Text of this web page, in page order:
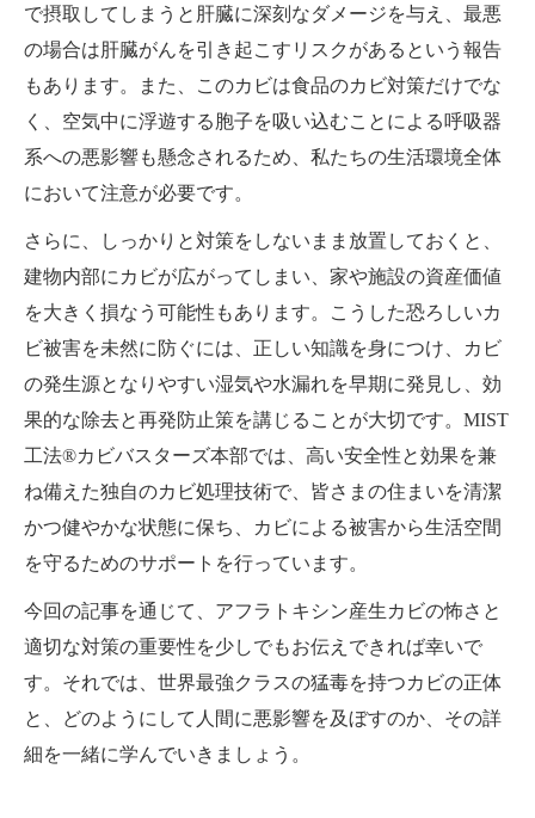
で摂取してしまうと肝臓に深刻なダメージを与え、最悪
の場合は肝臓がんを引き起こすリスクがあるという報告
もあります。また、このカビは食品のカビ対策だけでな
く、空気中に浮遊する胞子を吸い込むことによる呼吸器
系への悪影響も懸念されるため、私たちの生活環境全体
において注意が必要です。
さらに、しっかりと対策をしないまま放置しておくと、
建物内部にカビが広がってしまい、家や施設の資産価値
を大きく損なう可能性もあります。こうした恐ろしいカ
ビ被害を未然に防ぐには、正しい知識を身につけ、カビ
の発生源となりやすい湿気や水漏れを早期に発見し、効
果的な除去と再発防止策を講じることが大切です。MIST
工法®カビバスターズ本部では、高い安全性と効果を兼
ね備えた独自のカビ処理技術で、皆さまの住まいを清潔
かつ健やかな状態に保ち、カビによる被害から生活空間
を守るためのサポートを行っています。
今回の記事を通じて、アフラトキシン産生カビの怖さと
適切な対策の重要性を少しでもお伝えできれば幸いで
す。それでは、世界最強クラスの猛毒を持つカビの正体
と、どのようにして人間に悪影響を及ぼすのか、その詳
細を一緒に学んでいきましょう。